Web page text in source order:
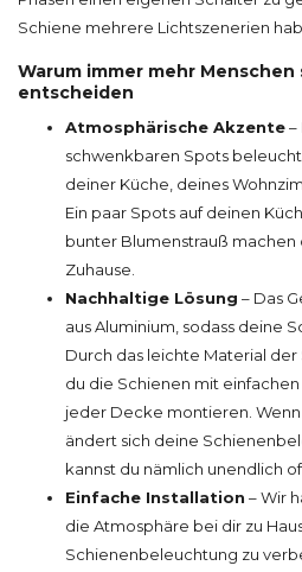
Schiene mehrere Lichtszenerien
Warum immer mehr
entscheiden
Atmosphärische Akzente–
schwenkbaren Spots
deiner Küche, deines
Ein paar Spots auf deinen
bunter Blumenstrauß machen
Zuhause.
Nachhaltige Lösung – Das
aus Aluminium, sodass deine
Durch das leichte Material
du die Schienen mit
jeder Decke montieren.
ändert sich deine
kannst du nämlich unendlich
Einfache Installation – Wir
die Atmosphäre bei dir zu
Schienenbeleuchtung zu